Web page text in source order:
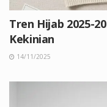
Tren Hijab 2025-
Kekinian
14/11/2025